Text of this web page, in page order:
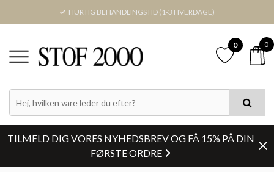
HURTIG BEHANDLINGSTID (1-3 HVERDAGE)
0 0
TILMELD DIG VORES NYHEDSBREV OG FÅ 15% PÅ DIN
FØRSTE ORDRE